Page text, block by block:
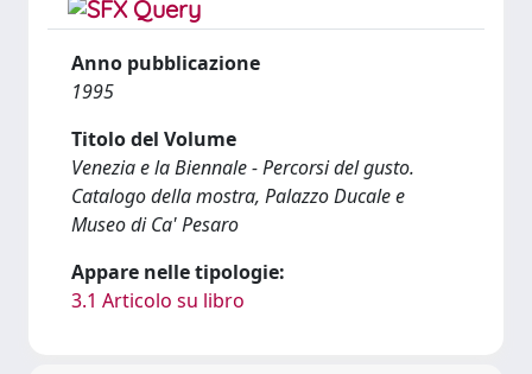
Anno pubblicazione
1995
Titolo del Volume
Venezia e la Biennale - Percorsi del gusto.
Catalogo della mostra, Palazzo Ducale e
Museo di Ca' Pesaro
Appare nelle tipologie:
3.1 Articolo su libro